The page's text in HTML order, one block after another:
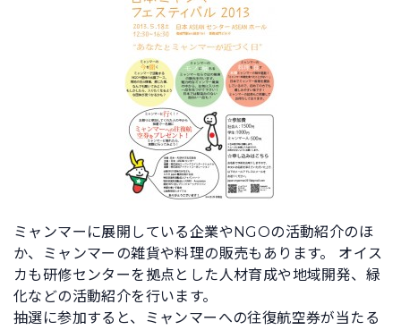
ミャンマーに展開している企業やNGOの活動紹介のほ
か、ミャンマーの雑貨や料理の販売もあります。 オイス
カも研修センターを拠点とした人材育成や地域開発、緑
化などの活動紹介を行います。
抽選に参加すると、ミャンマーへの往復航空券が当たる